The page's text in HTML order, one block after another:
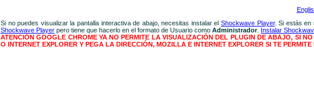
Si no puedes visualizar la pantalla interactiva de abajo, necesitas instalar el Shockwave Player. Si estás en
Shockwave Player pero tiene que hacerlo en el formato de Usuario como Administrador. Instalar
ATENCIÓN GOOGLE CHROME YA NO PERMITE LA VISUALIZACIÓN DEL PLUGIN DE ABAJO, SI
O INTERNET EXPLORER Y PEGA LA DIRECCIÓN, MOZILLA E INTERNET EXPLORER SI TE PERMITE